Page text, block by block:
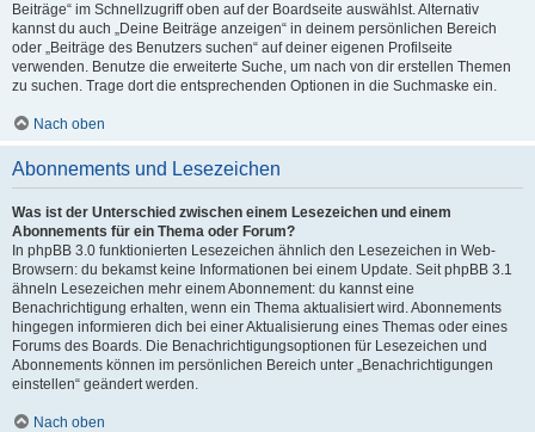
Beiträge“ im Schnellzugriff oben auf der Boardseite auswählst. Alternativ
kannst du auch „Deine Beiträge anzeigen“ in deinem persönlichen Bereich
oder „Beiträge des Benutzers suchen“ auf deiner eigenen Profilseite
verwenden. Benutze die erweiterte Suche, um nach von dir erstellen Themen
zu suchen. Trage dort die entsprechenden Optionen in die Suchmaske ein.
Nach oben
Abonnements und Lesezeichen
Was ist der Unterschied zwischen einem Lesezeichen und einem
Abonnements für ein Thema oder Forum?
In phpBB 3.0 funktionierten Lesezeichen ähnlich den Lesezeichen in Web-
Browsern: du bekamst keine Informationen bei einem Update. Seit phpBB 3.1
ähneln Lesezeichen mehr einem Abonnement: du kannst eine
Benachrichtigung erhalten, wenn ein Thema aktualisiert wird. Abonnements
hingegen informieren dich bei einer Aktualisierung eines Themas oder eines
Forums des Boards. Die Benachrichtigungsoptionen für Lesezeichen und
Abonnements können im persönlichen Bereich unter „Benachrichtigungen
einstellen“ geändert werden.
Nach oben